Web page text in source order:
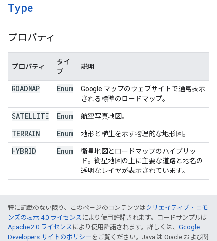
Type
プロパティ
プロパティ
タイ
プ
説明
ROADMAP Enum
Google マップのウェブサイトで通常表示
される標準のロードマップ。
SATELLITE Enum 航空写真地図。
TERRAIN Enum 地形と植生を示す物理的な地形図。
HYBRID Enum
衛星地図とロードマップのハイブリッ
ド。衛星地図の上に主要な道路と地名の
透明なレイヤが表示されています。
特に記載のない限り、このページのコンテンツはクリエイティブ・コモ
ンズの表示 4.0 ライセンス により使用許諾されます。コードサンプルは
Apache 2.0 ライセンス により使用許諾されます。詳しくは、 Google
Developers サイトのポリシー をご覧ください。Java は Oracle および関